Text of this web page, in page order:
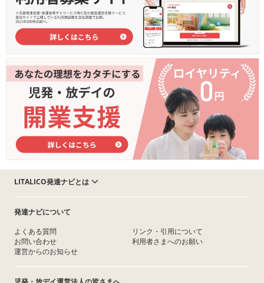
LITALICO発達ナビとは
発達ナビについて
よくある質問
お問い合わせ
運営からのお知らせ
リンク・引用について
利用者さまへのお願い